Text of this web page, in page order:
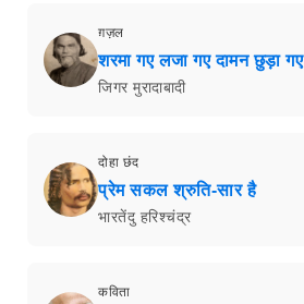
ग़ज़ल
शरमा गए लजा गए दामन छुड़ा गए
जिगर मुरादाबादी
दोहा छंद
प्रेम सकल श्रुति-सार है
भारतेंदु हरिश्चंद्र
कविता